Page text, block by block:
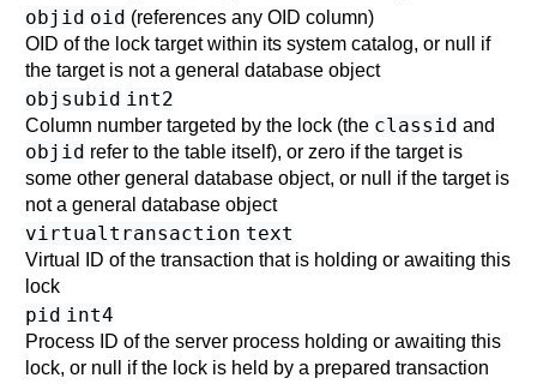
objid oid (references any OID column)
OID of the lock target within its system catalog, or null if
the target is not a general database object
objsubid int2
Column number targeted by the lock (the classid and
objid refer to the table itself), or zero if the target is
some other general database object, or null if the target is
not a general database object
virtualtransaction text
Virtual ID of the transaction that is holding or awaiting this
lock
pid int4
Process ID of the server process holding or awaiting this
lock, or null if the lock is held by a prepared transaction